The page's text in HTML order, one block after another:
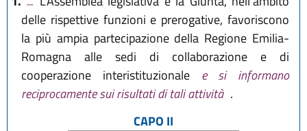
delle rispettive funzioni e prerogative, favoriscono
la più ampia partecipazione della Regione Emilia-
Romagna alle sedi di collaborazione e di
cooperazione interistituzionale e si informano
reciprocamente sui risultati di tali attività .
CAPO II